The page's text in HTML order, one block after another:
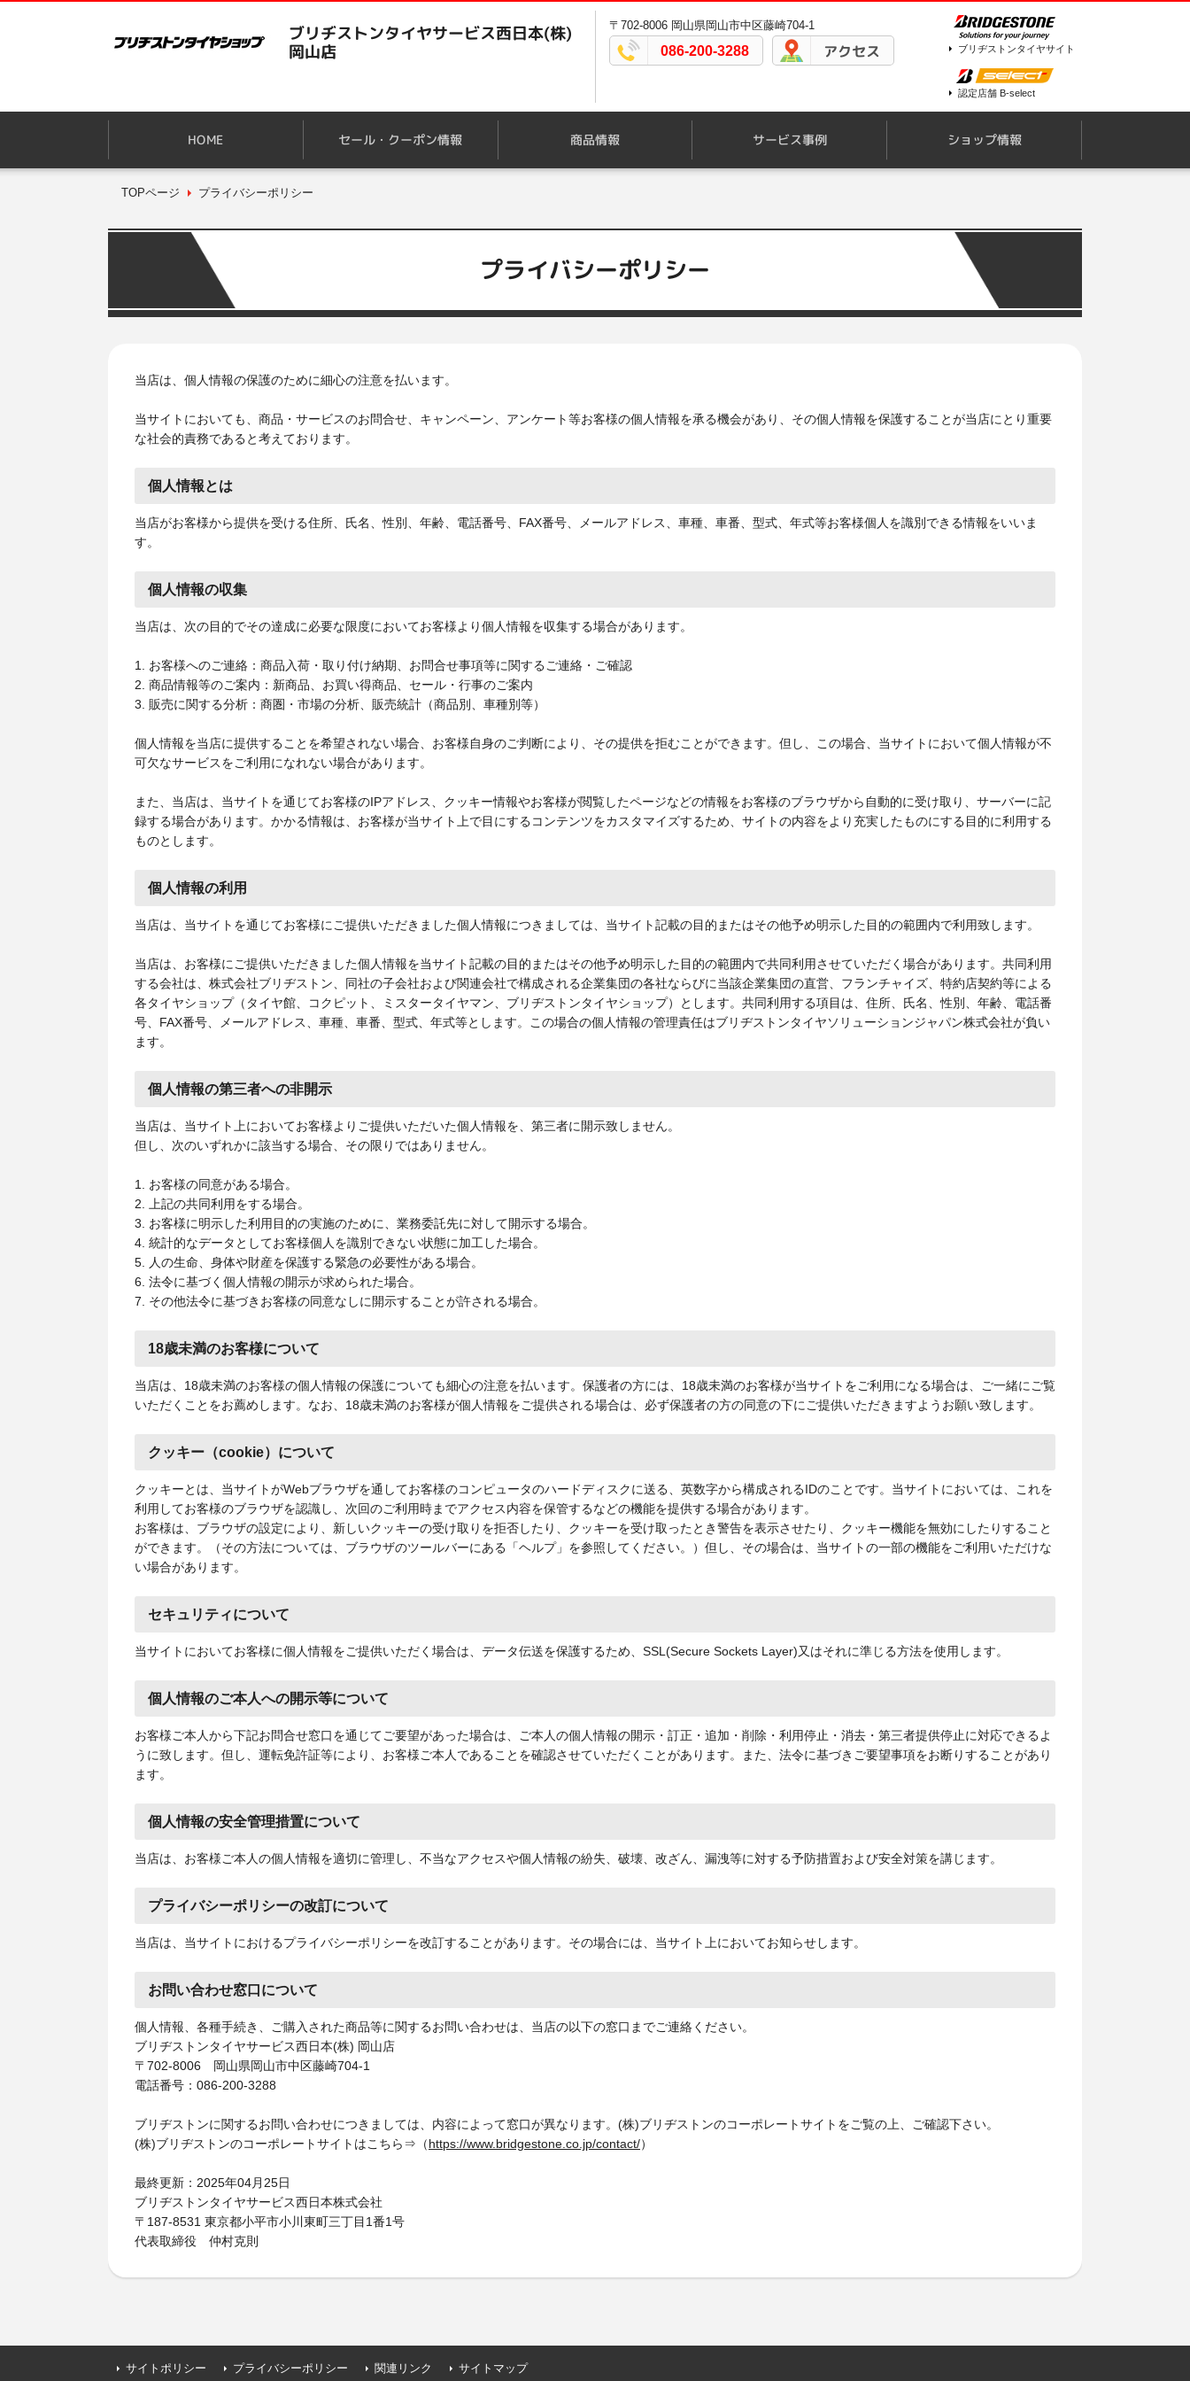
ブリヂストンタイヤサービス西日本(株)
岡山店
〒702-8006 岡山県岡山市中区藤崎704-1
086-200-3288 アクセス ブリヂストンタイヤサイト
認定店舗 B-select
HOME セール・クーポン情報 商品情報 サービス事例 ショップ情報
TOPページ プライバシーポリシー
プライバシーポリシー
当店は、個人情報の保護のために細心の注意を払います。
当サイトにおいても、商品・サービスのお問合せ、キャンペーン、アンケート等お客様の個人情報を承る機会があり、その個人情報を保護することが当店にとり重要
な社会的責務であると考えております。
個人情報とは
当店がお客様から提供を受ける住所、氏名、性別、年齢、電話番号、FAX番号、メールアドレス、車種、車番、型式、年式等お客様個人を識別できる情報をいいま
す。
個人情報の収集
当店は、次の目的でその達成に必要な限度においてお客様より個人情報を収集する場合があります。
1. お客様へのご連絡：商品入荷・取り付け納期、お問合せ事項等に関するご連絡・ご確認
2. 商品情報等のご案内：新商品、お買い得商品、セール・行事のご案内
3. 販売に関する分析：商圏・市場の分析、販売統計（商品別、車種別等）
個人情報を当店に提供することを希望されない場合、お客様自身のご判断により、その提供を拒むことができます。但し、この場合、当サイトにおいて個人情報が不
可欠なサービスをご利用になれない場合があります。
また、当店は、当サイトを通じてお客様のIPアドレス、クッキー情報やお客様が閲覧したページなどの情報をお客様のブラウザから自動的に受け取り、サーバーに記
録する場合があります。かかる情報は、お客様が当サイト上で目にするコンテンツをカスタマイズするため、サイトの内容をより充実したものにする目的に利用する
ものとします。
個人情報の利用
当店は、当サイトを通じてお客様にご提供いただきました個人情報につきましては、当サイト記載の目的またはその他予め明示した目的の範囲内で利用致します。
当店は、お客様にご提供いただきました個人情報を当サイト記載の目的またはその他予め明示した目的の範囲内で共同利用させていただく場合があります。共同利用
する会社は、株式会社ブリヂストン、同社の子会社および関連会社で構成される企業集団の各社ならびに当該企業集団の直営、フランチャイズ、特約店契約等による
各タイヤショップ（タイヤ館、コクピット、ミスタータイヤマン、ブリヂストンタイヤショップ）とします。共同利用する項目は、住所、氏名、性別、年齢、電話番
号、FAX番号、メールアドレス、車種、車番、型式、年式等とします。この場合の個人情報の管理責任はブリヂストンタイヤソリューションジャパン株式会社が負い
ます。
個人情報の第三者への非開示
当店は、当サイト上においてお客様よりご提供いただいた個人情報を、第三者に開示致しません。
但し、次のいずれかに該当する場合、その限りではありません。
1. お客様の同意がある場合。
2. 上記の共同利用をする場合。
3. お客様に明示した利用目的の実施のために、業務委託先に対して開示する場合。
4. 統計的なデータとしてお客様個人を識別できない状態に加工した場合。
5. 人の生命、身体や財産を保護する緊急の必要性がある場合。
6. 法令に基づく個人情報の開示が求められた場合。
7. その他法令に基づきお客様の同意なしに開示することが許される場合。
18歳未満のお客様について
当店は、18歳未満のお客様の個人情報の保護についても細心の注意を払います。保護者の方には、18歳未満のお客様が当サイトをご利用になる場合は、ご一緒にご覧
いただくことをお薦めします。なお、18歳未満のお客様が個人情報をご提供される場合は、必ず保護者の方の同意の下にご提供いただきますようお願い致します。
クッキー（cookie）について
クッキーとは、当サイトがWebブラウザを通してお客様のコンピュータのハードディスクに送る、英数字から構成されるIDのことです。当サイトにおいては、これを
利用してお客様のブラウザを認識し、次回のご利用時までアクセス内容を保管するなどの機能を提供する場合があります。
お客様は、ブラウザの設定により、新しいクッキーの受け取りを拒否したり、クッキーを受け取ったとき警告を表示させたり、クッキー機能を無効にしたりすること
ができます。（その方法については、ブラウザのツールバーにある「ヘルプ」を参照してください。）但し、その場合は、当サイトの一部の機能をご利用いただけな
い場合があります。
セキュリティについて
当サイトにおいてお客様に個人情報をご提供いただく場合は、データ伝送を保護するため、SSL(Secure Sockets Layer)又はそれに準じる方法を使用します。
個人情報のご本人への開示等について
お客様ご本人から下記お問合せ窓口を通じてご要望があった場合は、ご本人の個人情報の開示・訂正・追加・削除・利用停止・消去・第三者提供停止に対応できるよ
うに致します。但し、運転免許証等により、お客様ご本人であることを確認させていただくことがあります。また、法令に基づきご要望事項をお断りすることがあり
ます。
個人情報の安全管理措置について
当店は、お客様ご本人の個人情報を適切に管理し、不当なアクセスや個人情報の紛失、破壊、改ざん、漏洩等に対する予防措置および安全対策を講じます。
プライバシーポリシーの改訂について
当店は、当サイトにおけるプライバシーポリシーを改訂することがあります。その場合には、当サイト上においてお知らせします。
お問い合わせ窓口について
個人情報、各種手続き、ご購入された商品等に関するお問い合わせは、当店の以下の窓口までご連絡ください。
ブリヂストンタイヤサービス西日本(株) 岡山店
〒702-8006 岡山県岡山市中区藤崎704-1
電話番号：086-200-3288
ブリヂストンに関するお問い合わせにつきましては、内容によって窓口が異なります。(株)ブリヂストンのコーポレートサイトをご覧の上、ご確認下さい。
(株)ブリヂストンのコーポレートサイトはこちら⇒（https://www.bridgestone.co.jp/contact/）
最終更新：2025年04月25日
ブリヂストンタイヤサービス西日本株式会社
〒187-8531 東京都小平市小川東町三丁目1番1号
代表取締役 仲村克則
サイトポリシー プライバシーポリシー 関連リンク サイトマップ